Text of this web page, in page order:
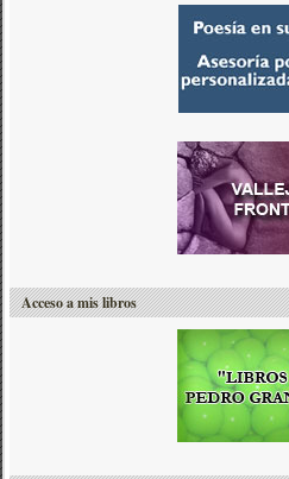
Acceso a mis libros